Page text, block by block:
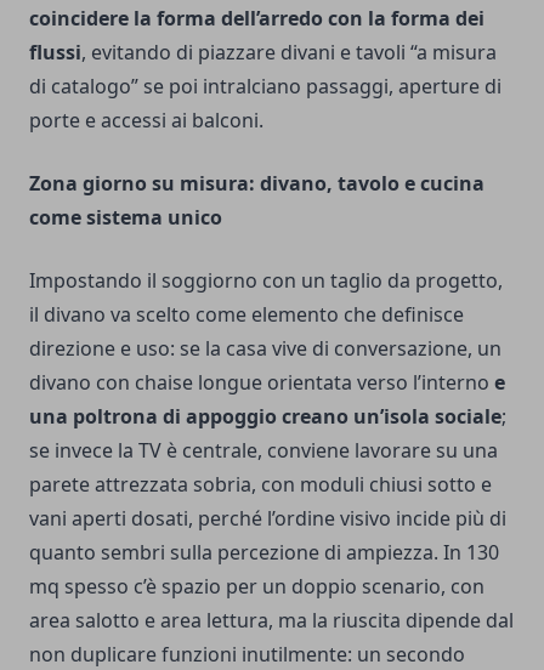
coincidere la forma dell’arredo con la forma dei
flussi, evitando di piazzare divani e tavoli “a misura
di catalogo” se poi intralciano passaggi, aperture di
porte e accessi ai balconi.
Zona giorno su misura: divano, tavolo e cucina
come sistema unico
Impostando il soggiorno con un taglio da progetto,
il divano va scelto come elemento che definisce
direzione e uso: se la casa vive di conversazione, un
divano con chaise longue orientata verso l’interno e
una poltrona di appoggio creano un’isola sociale;
se invece la TV è centrale, conviene lavorare su una
parete attrezzata sobria, con moduli chiusi sotto e
vani aperti dosati, perché l’ordine visivo incide più di
quanto sembri sulla percezione di ampiezza. In 130
mq spesso c’è spazio per un doppio scenario, con
area salotto e area lettura, ma la riuscita dipende dal
non duplicare funzioni inutilmente: un secondo